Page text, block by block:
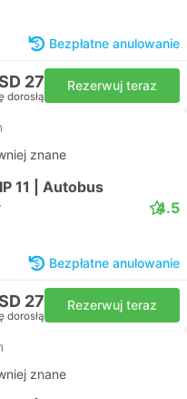
Bezpłatne anulowanie
27
dorosłą
Rezerwuj teraz
znane
11 | Autobus
4.5
Bezpłatne anulowanie
27
dorosłą
Rezerwuj teraz
znane